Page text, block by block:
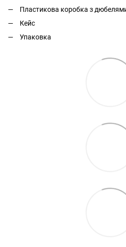
Пластикова коробка з
Кейс
Упаковка